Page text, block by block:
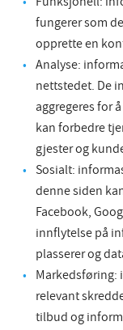
fungerer som
opprette en
Analyse:
nettstedet. De
aggregeres for
kan forbedre
gjester og
Sosialt:
denne siden
Facebook,
innflytelse på
plasserer og
Markedsføring:
relevant
tilbud og